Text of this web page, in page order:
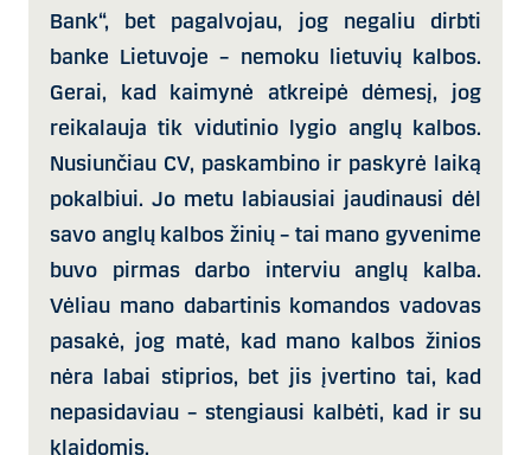
Bank“, bet pagalvojau, jog negaliu dirbti
banke Lietuvoje – nemoku lietuvių kalbos.
Gerai, kad kaimynė atkreipė dėmesį, jog
reikalauja tik vidutinio lygio anglų kalbos.
Nusiunčiau CV, paskambino ir paskyrė laiką
pokalbiui. Jo metu labiausiai jaudinausi dėl
savo anglų kalbos žinių – tai mano gyvenime
buvo pirmas darbo interviu anglų kalba.
Vėliau mano dabartinis komandos vadovas
pasakė, jog matė, kad mano kalbos žinios
nėra labai stiprios, bet jis įvertino tai, kad
nepasidaviau – stengiausi kalbėti, kad ir su
klaidomis.